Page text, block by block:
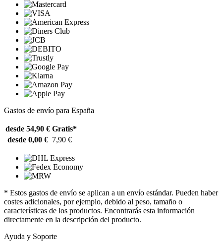
Gastos de envío para España
desde 54,90 € Gratis*
desde 0,00 € 7,90 €
* Estos gastos de envío se aplican a un envío estándar. Pueden haber
costes adicionales, por ejemplo, debido al peso, tamaño o
características de los productos. Encontrarás esta información
directamente en la descripción del producto.
Ayuda y Soporte